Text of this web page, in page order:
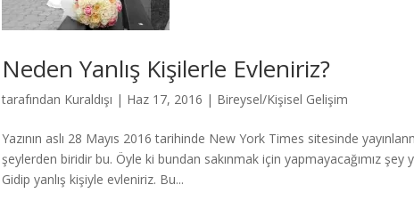
Neden Yanlış Kişilerle Evleniriz?
tarafından Kuraldışı | Haz 17, 2016 | Bireysel/Kişisel Gelişim
Yazının aslı 28 Mayıs 2016 tarihinde New York Times sitesinde
şeylerden biridir bu. Öyle ki bundan sakınmak için yapmayacağımız
Gidip yanlış kişiyle evleniriz. Bu...